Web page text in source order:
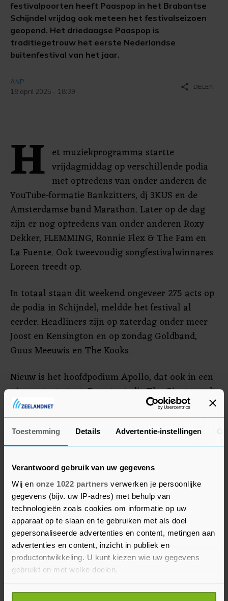
Toestemming Details Advertentie-instellingen
Verantwoord gebruik van uw gegevens
Wij en onze 1022 partners verwerken je persoonlijke
gegevens (bijv. uw IP-adres) met behulp van
technologieën zoals cookies om informatie op uw
apparaat op te slaan en te gebruiken met als doel
gepersonaliseerde advertenties en content, metingen aan
advertenties en content, inzicht in publiek en
productontwikkeling. U kunt kiezen wie uw gegevens
gebruikt en met welke doelen.
Als u het toestaat, willen we ook graag:
festivalpoorten heeft Paaspop in het Brabantse
Schijndel vrijdag ook meteen het festivalseizoen
geopend. Het driedaagse Paaspop is
traditiegetrouw het eerste Nederlandse
buitenfestival van het jaar.
ANP
18 april 2025 - 18:39
share DELEN
H et muziekprogramma startte
vrijdagmiddag op verschillende podia
met optredens van onder anderen de
YouTube-formatie Bankzitters, dj 3KUS en de
Amsterdamse band Marathon. Later op de dag
zijn er nog optredens van onder anderen Roxy
Dekker, FLEMMING, Ronnie Flex & The Fam en
La Fuente. Ook tweevoudig songfestivalwinnares
Loreen treedt op.
In totaal staan dit weekend ongeveer 275 acts op
de podia in Schijndel, meldde het festival al
eerder. Headliners zijn op zaterdag onder meer
Joost en Kensington en op zondag Goldband,
Guus Meeuwis en The Kooks.
Nieuw is het hoofdpodium Apollo, dat ook in een
nieuwe tent staat. Deze tent, die The Giant wordt
genoemd, is momenteel de grootste festivaltent
ter wereld. Het gevaarte is 25 meter hoog en kan
zo'n 21.000 mensen herbergen.